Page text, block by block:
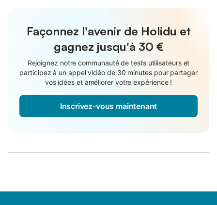
Façonnez l'avenir de Holidu et
gagnez jusqu'à 30 €
Rejoignez notre communauté de tests utilisateurs et
participez à un appel vidéo de 30 minutes pour partager
vos idées et améliorer votre expérience !
Inscrivez-vous maintenant